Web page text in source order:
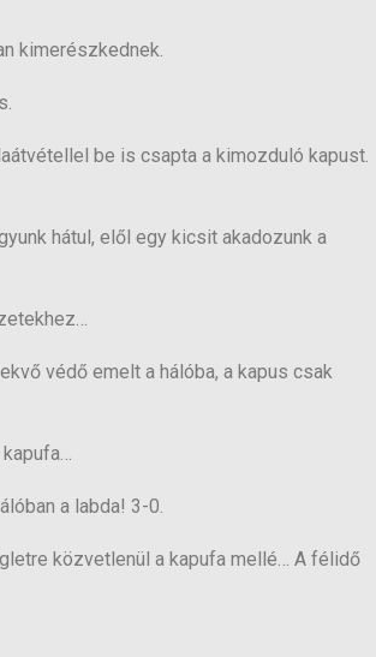
kimerészkednek.
be is csapta a kimozduló kapust.
hátul, elől egy kicsit akadozunk a
védő emelt a hálóba, a kapus csak
a labda! 3-0.
közvetlenül a kapufa mellé… A félidő